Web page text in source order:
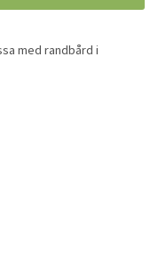
med randbård i